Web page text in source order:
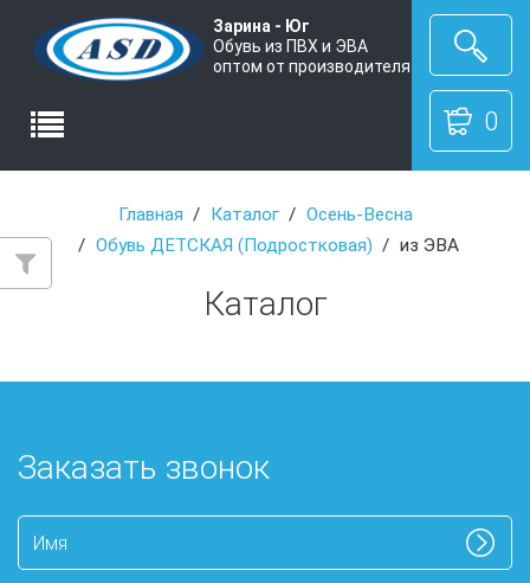
Зарина - Юг
Обувь из ПВХ и ЭВА
оптом от производителя
0
Главная Каталог
Осень-Весна
Обувь ДЕТСКАЯ (Подростковая)
из ЭВА
Каталог
Заказать звонок